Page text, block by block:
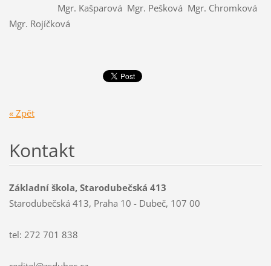
Mgr. Kašparová Mgr. Pešková Mgr. Chromková
Mgr. Rojíčková
« Zpět
Kontakt
Základní škola, Starodubečská 413
Starodubečská 413, Praha 10 - Dubeč, 107 00
tel: 272 701 838